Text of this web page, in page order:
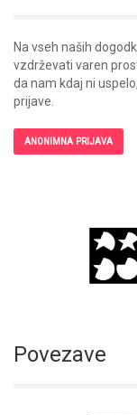
Na vseh naših
vzdrževati varen
da nam kdaj ni
prijave.
ANONIMNA PRIJAVA
Povezave